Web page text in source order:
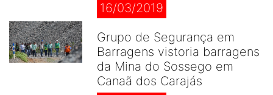
16/03/2019
Grupo de Segurança em
Barragens vistoria barragens
da Mina do Sossego em
Canaã dos Carajás